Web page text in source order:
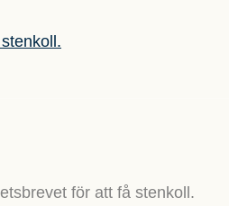
för att få stenkoll.